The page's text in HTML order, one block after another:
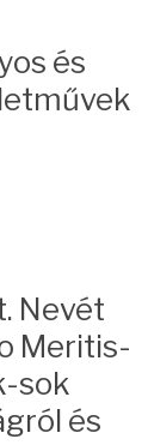
és
Nevét
Meritis-
sok
és